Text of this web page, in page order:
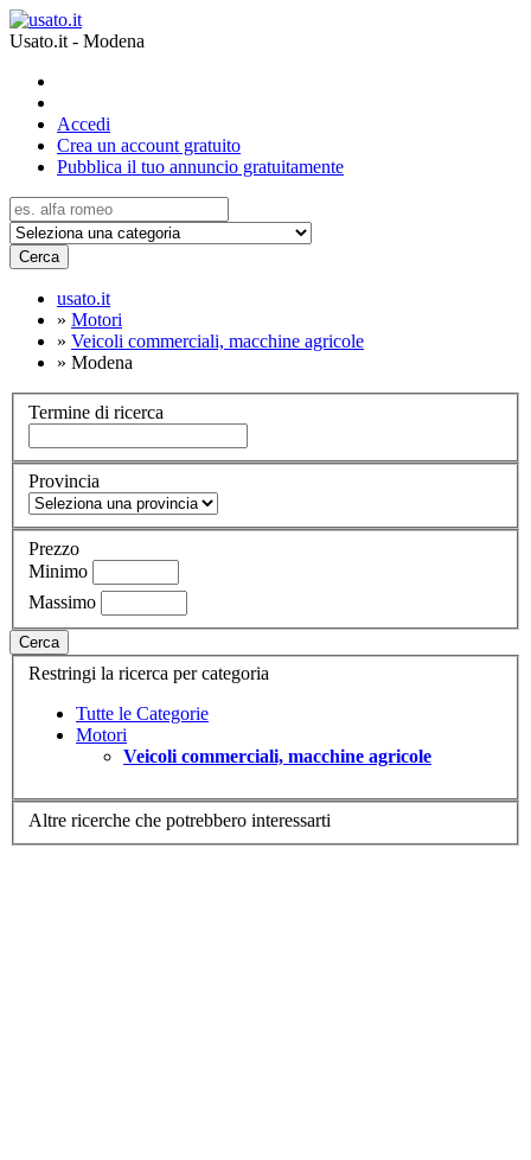
Usato.it - Modena
Accedi
Crea un account gratuito
Pubblica il tuo annuncio gratuitamente
Cerca
usato.it
» Motori
» Veicoli commerciali, macchine agricole
» Modena
Termine di ricerca
Provincia
Prezzo
Minimo
Massimo
Cerca
Restringi la ricerca per categoria
Tutte le Categorie
Motori
Veicoli commerciali, macchine agricole
Altre ricerche che potrebbero interessarti